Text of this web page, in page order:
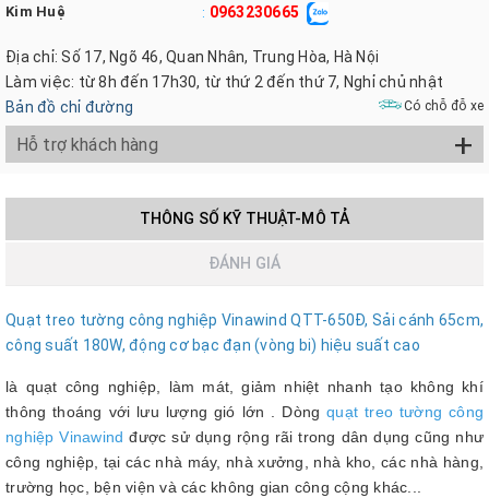
Kim Huệ : 0963230665
Địa chỉ: Số 17, Ngõ 46, Quan Nhân, Trung Hòa, Hà Nội
Làm việc: từ 8h đến 17h30, từ thứ 2 đến thứ 7, Nghỉ chủ nhật
Bản đồ chỉ đường
Có chỗ đỗ xe
Hỗ trợ khách hàng +
THÔNG SỐ KỸ THUẬT-MÔ TẢ
ĐÁNH GIÁ
Quạt treo tường công nghiệp Vinawind QTT-650Đ, Sải cánh 65cm,
công suất 180W, động cơ bạc đạn (vòng bi) hiệu suất cao
là quạt công nghiệp, làm mát, giảm nhiệt nhanh tạo không khí
thông thoáng với lưu lượng gió lớn . Dòngquạt treo tường công
nghiệp Vinawind được sử dụng rộng rãi trong dân dụng cũng như
công nghiệp, tại các nhà máy, nhà xưởng, nhà kho, các nhà hàng,
trường học, bện viện và các không gian công cộng khác...